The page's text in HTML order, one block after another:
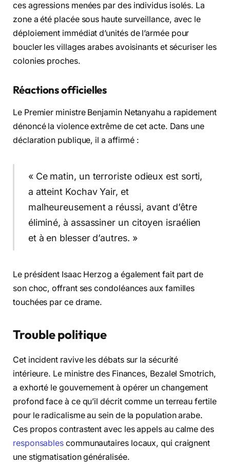
ces agressions menées par des individus isolés. La
zone a été placée sous haute surveillance, avec le
déploiement immédiat d’unités de l’armée pour
boucler les villages arabes avoisinants et sécuriser les
colonies proches.
Réactions officielles
Le Premier ministre Benjamin Netanyahu a rapidement
dénoncé la violence extrême de cet acte. Dans une
déclaration publique, il a affirmé :
« Ce matin, un terroriste odieux est sorti,
a atteint Kochav Yair, et
malheureusement a réussi, avant d’être
éliminé, à assassiner un citoyen israélien
et à en blesser d’autres. »
Le président Isaac Herzog a également fait part de
son choc, offrant ses condoléances aux familles
touchées par ce drame.
Trouble politique
Cet incident ravive les débats sur la sécurité
intérieure. Le ministre des Finances, Bezalel Smotrich,
a exhorté le gouvernement à opérer un changement
profond face à ce qu’il décrit comme un terreau fertile
pour le radicalisme au sein de la population arabe.
Ces propos contrastent avec les appels au calme des
responsables communautaires locaux, qui craignent
une stigmatisation généralisée.